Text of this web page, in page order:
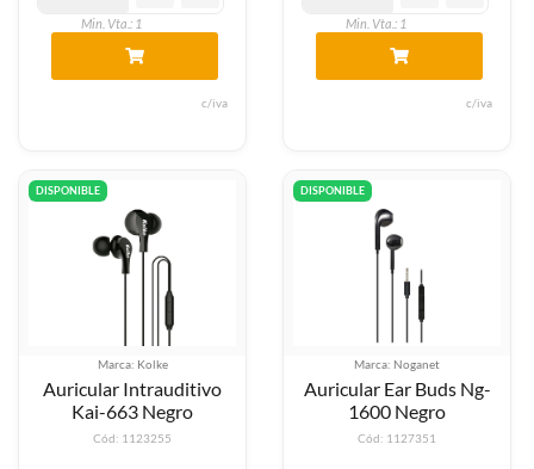
Min. Vta.: 1
c/iva
Min. Vta.: 1
c/iva
DISPONIBLE
Marca: Kolke
Auricular Intrauditivo
Kai-663 Negro
Cód: 1123255
DISPONIBLE
Marca: Noganet
Auricular Ear Buds Ng-
1600 Negro
Cód: 1127351